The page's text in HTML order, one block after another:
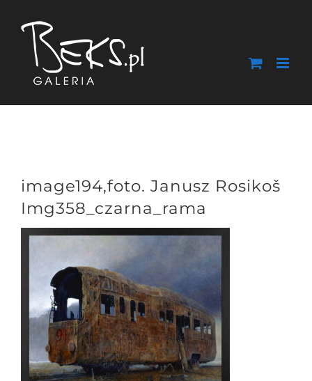
zawartości
image194,foto. Janusz Rosikoš
Img358_czarna_rama